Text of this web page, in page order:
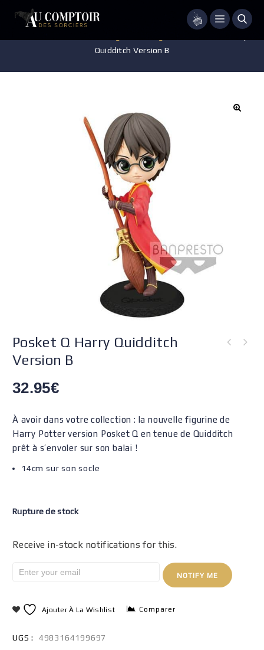
Menu
Quidditch Version B
Posket Q Harry Quidditch
Version B
32.95€
À avoir dans votre collection : la nouvelle figurine de
Harry Potter version Posket Q en tenue de Quidditch
prêt à s’envoler sur son balai !
14cm sur son socle
Rupture de stock
Receive in-stock notifications for this.
NOTIFY ME
Ajouter À La Wishlist Comparer
UGS :
4983164199697